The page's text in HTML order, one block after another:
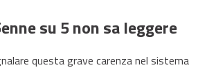
su 5 non sa leggere
questa grave carenza nel sistema